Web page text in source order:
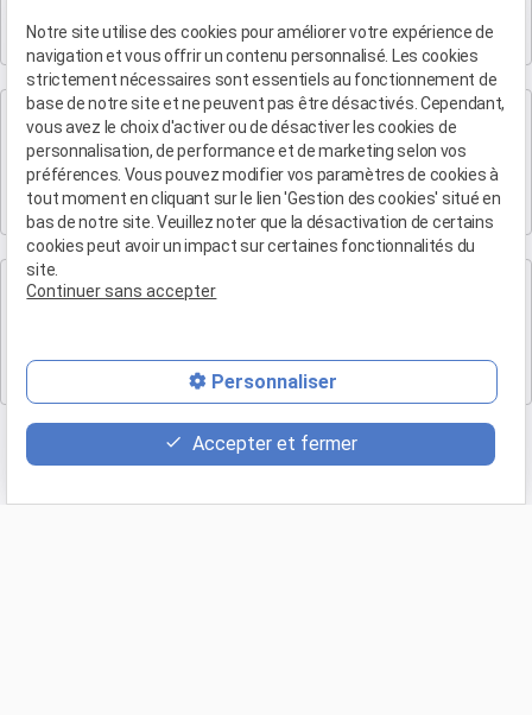
13100 AIX EN PROVENCE
Cabinet de Marseille
Maître Patrice HUMBERT
19 Bd Arthur Michaud
13015 MARSEILLE
Cabinet de Marse
Eden B, 1 bis Rue Antoine de Saint-Exupéry Batiment l
13700 Marignane
Notre site utilise des cookies pour améliorer votre expérience de
navigation et vous offrir un contenu personnalisé. Les cookies
strictement nécessaires sont essentiels au fonctionnement de
base de notre site et ne peuvent pas être désactivés. Cependant,
vous avez le choix d'activer ou de désactiver les cookies de
personnalisation, de performance et de marketing selon vos
préférences. Vous pouvez modifier vos paramètres de cookies à
tout moment en cliquant sur le lien 'Gestion des cookies' situé en
bas de notre site. Veuillez noter que la désactivation de certains
cookies peut avoir un impact sur certaines fonctionnalités du
site.
Continuer sans accepter
Personnaliser
Accepter et fermer